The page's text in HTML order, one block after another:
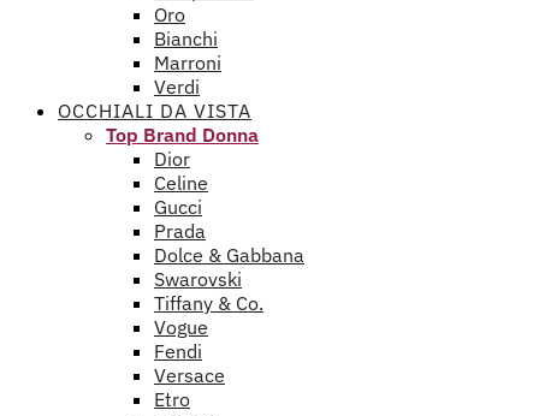
Oro
Bianchi
Marroni
Verdi
OCCHIALI DA VISTA
Top Brand Donna
Dior
Celine
Gucci
Prada
Dolce & Gabbana
Swarovski
Tiffany & Co.
Vogue
Fendi
Versace
Etro